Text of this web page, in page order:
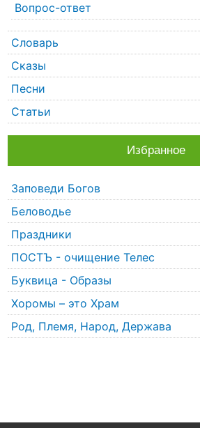
Вопрос-ответ
Словарь
Сказы
Песни
Статьи
Избранное
Заповеди Богов
Беловодье
Праздники
ПОСТЪ - очищение Телес
Буквица - Образы
Хоромы – это Храм
Род, Племя, Народ, Держава